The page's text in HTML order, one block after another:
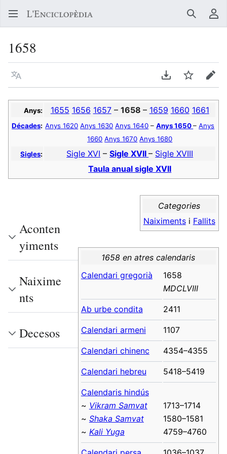
Buscar
1658
Llegir en un atre idioma Descarregar en
Vigilar
Anys: 1655 1656 1657– 1658 – 1659 1660 1661
Décades: Anys 1620 Anys 1630 Anys 1640 –Anys 1650–Anys
1660 Anys 1670 Anys 1680
Sigles: Sigle XVI –Sigle XVII– Sigle XVIII
Taula anual sigle XVII
Categories
Naiximentsi Fallits
1658 en atres calendaris
Calendari gregorià
1658
MDCLVIII
Ab urbe condita 2411
Calendari armeni 1107
Calendari chinenc 4354–4355
Calendari hebreu 5418–5419
Calendaris hindús
~ Vikram Samvat
~ Shaka Samvat
~ Kali Yuga
1713–1714
1580–1581
4759–4760
Aconten
yiments
Naixime
nts
Decesos